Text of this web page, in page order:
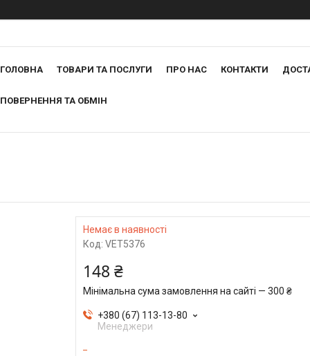
ГОЛОВНА ТОВАРИ ТА ПОСЛУГИ ПРО НАС КОНТАКТИ
ПОВЕРНЕННЯ ТА ОБМІН
Немає в наявності
Код: VET5376
148 ₴
Мінімальна сума замовлення на сайті — 300 ₴
+380 (67) 113-13-80
Менеджери